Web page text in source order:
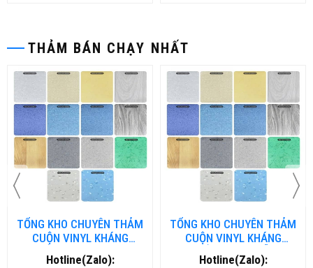
THẢM BÁN CHẠY NHẤT
TỔNG KHO CHUYÊN THẢM
CUỘN VINYL KHÁNG
KHUẨN TẠI ĐÀ NẴNG
Hotline(Zalo):
TỔNG KHO CHUYÊN THẢM
CUỘN VINYL KHÁNG
KHUẨN TẠI HÀ NỘI
Hotline(Zalo):